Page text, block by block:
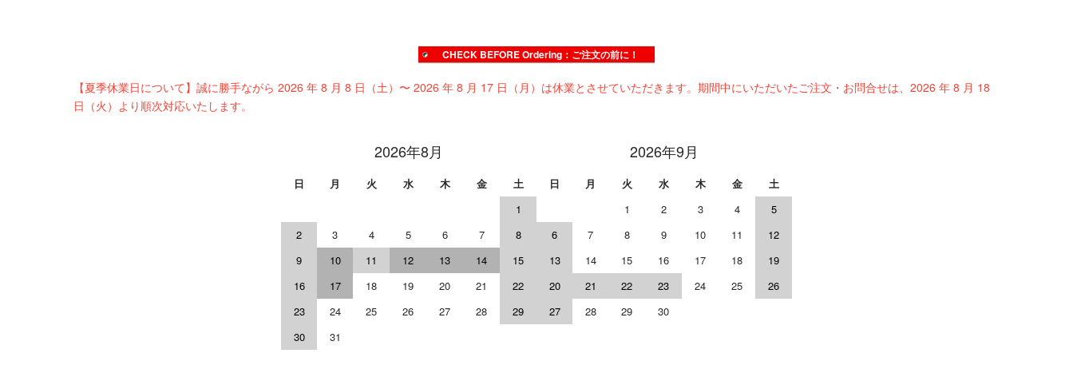
CHECK BEFORE Ordering：ご注文の前に！
【夏季休業日について】誠に勝手ながら 2026 年 8 月 8 日（土）〜 2026 年 8 月 17 日（月）は休業とさせていただきます。期間中にいただいたご注文・お問合せは、2026 年 8 月 18
日（火）より順次対応いたします。
2026年8月
日 月 火 水 木 金
土
1
2
3 4 5 6 7
8
9
10 11 12 13 14
15
16
17 18 19 20 21
22
23
24 25 26 27 28
29
30
31
2026年9月
日 月 火 水 木 金
土
1
2 3 4
5
6
7 8 9 10 11
12
13
14 15 16 17 18
19
20
21 22 23 24 25
26
27
28 29 30